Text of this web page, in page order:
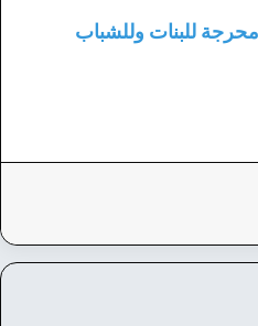
محرجة للبنات وللشباب